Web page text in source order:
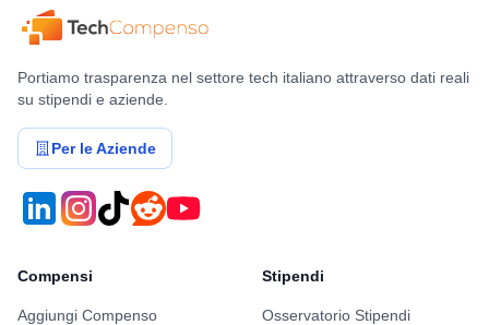
Portiamo trasparenza nel settore tech italiano attraverso dati reali
su stipendi e aziende.
Per le Aziende
Compensi
Aggiungi Compenso
Stipendi
Osservatorio Stipendi